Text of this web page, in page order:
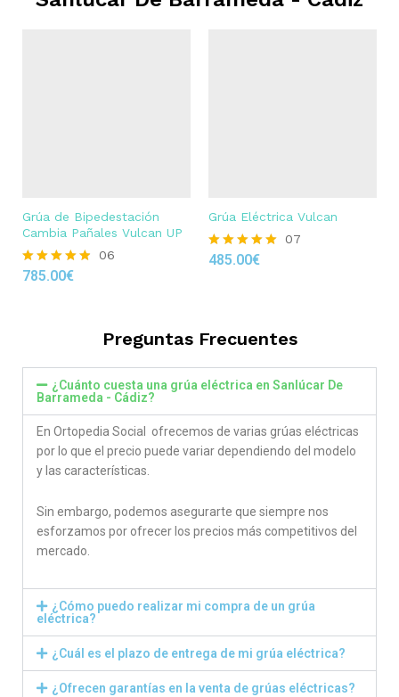
Grúa de Bipedestación
Cambia Pañales Vulcan UP
Rated
06
785.00€
Grúa Eléctrica Vulcan
Rated
07
485.00€
Preguntas Frecuentes
¿Cuánto cuesta una grúa eléctrica en Sanlúcar De
Barrameda - Cádiz?
En Ortopedia Social ofrecemos de varias grúas eléctricas
por lo que el precio puede variar dependiendo del modelo
y las características.
Sin embargo, podemos asegurarte que siempre nos
esforzamos por ofrecer los precios más competitivos del
mercado.
¿Cómo puedo realizar mi compra de un grúa
eléctrica?
¿Cuál es el plazo de entrega de mi grúa eléctrica?
¿Ofrecen garantías en la venta de grúas eléctricas?